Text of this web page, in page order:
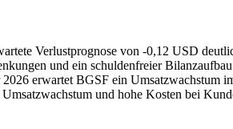
Verlustprognose von -0,12 USD
und ein schuldenfreier
erwartet BGSF ein Umsatzwachstum
und hohe Kosten bei